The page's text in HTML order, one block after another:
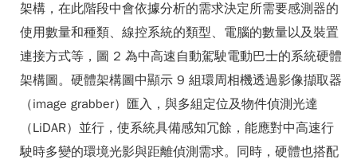
架構，在此階段中會依據分析的需求決定所需要感測器的
使用數量和種類、線控系統的類型、電腦的數量以及裝置
連接方式等，圖 2 為中高速自動駕駛電動巴士的系統硬體
架構圖。硬體架構圖中顯示 9 組環周相機透過影像擷取器
（image grabber）匯入，與多組定位及物件偵測光達
（LiDAR）並行，使系統具備感知冗餘，能應對中高速行
駛時多變的環境光影與距離偵測需求。同時，硬體也搭配